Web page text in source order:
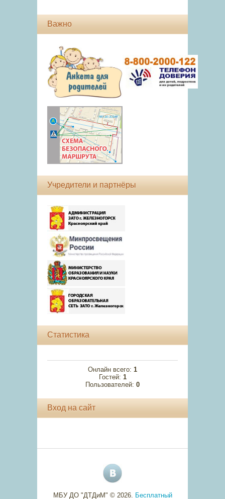
Важно
Учредители и партнёры
Статистика
Онлайн всего: 1
Гостей: 1
Пользователей: 0
Вход на сайт
МБУ ДО "ДТДиМ" © 2026. Бесплатный